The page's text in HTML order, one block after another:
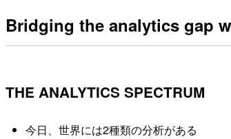
Bridging the analytics gap
THE ANALYTICS SPECTRUM
今日、世界には2種類の分析がある